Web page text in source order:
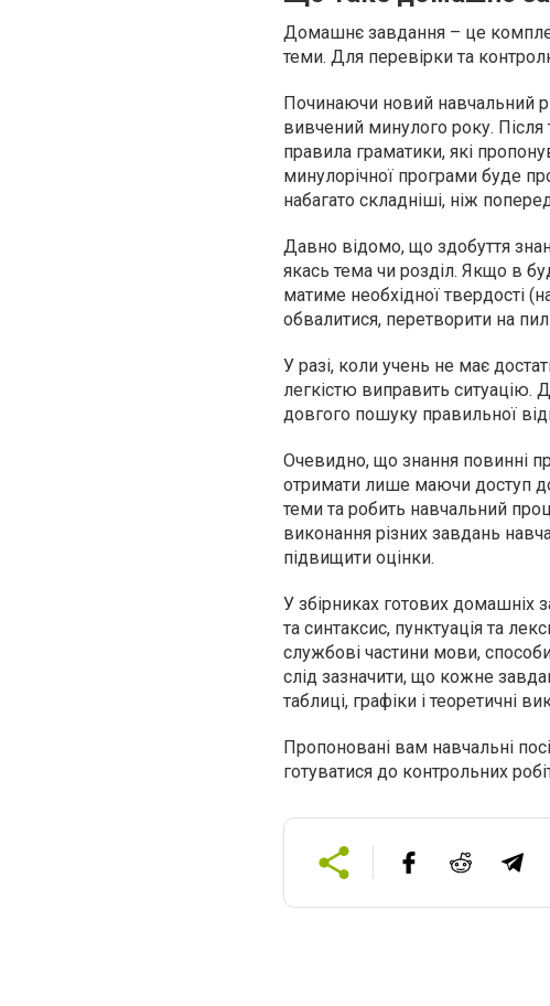
Домашнє завдання – це
теми. Для перевірки та
Починаючи новий навчальний
вивчений минулого року. Після
правила граматики, які
минулорічної програми буде
набагато складніші, ніж
Давно відомо, що здобуття
якась тема чи розділ. Якщо в
матиме необхідної твердості
обвалитися, перетворити на
У разі, коли учень не має
легкістю виправить ситуацію.
довгого пошуку правильної
Очевидно, що знання повинні
отримати лише маючи доступ
теми та робить навчальний
виконання різних завдань
підвищити оцінки.
У збірниках готових домашніх
та синтаксис, пунктуація та
службові частини мови,
слід зазначити, що кожне
таблиці, графіки і теоретичні
Пропоновані вам навчальні
готуватися до контрольних